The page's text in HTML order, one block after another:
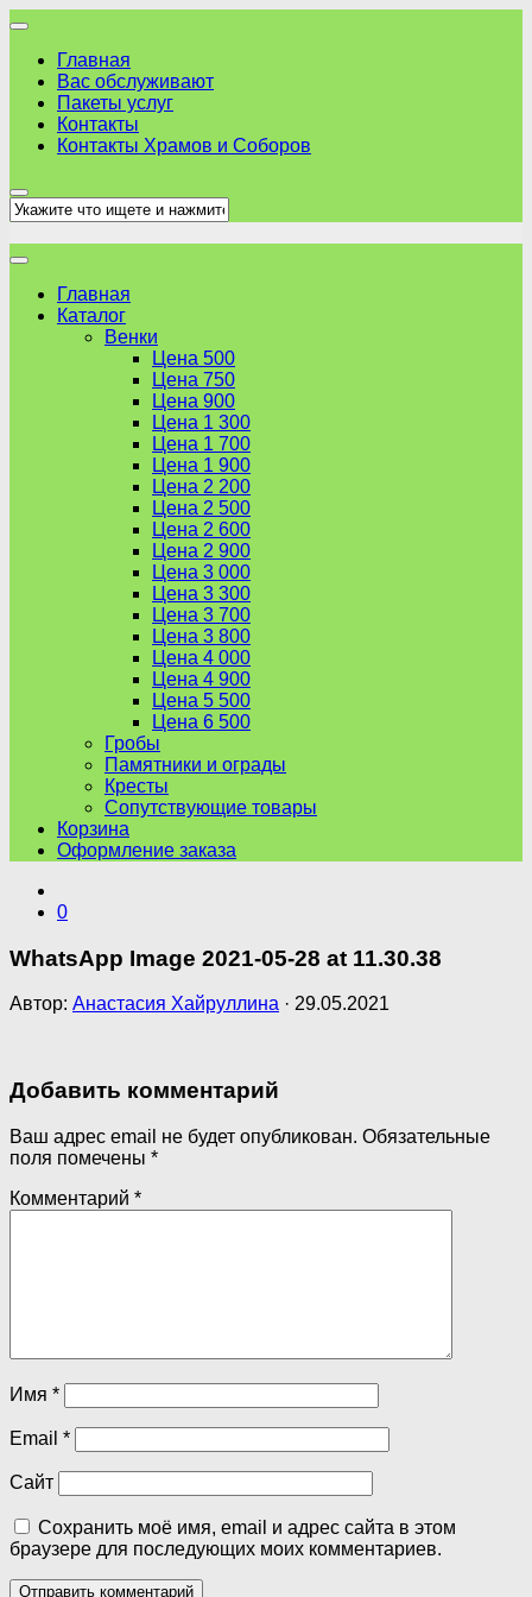
Skip
contentГлавная
Вас обслуживают
Пакеты услуг
Контакты
Контакты Храмов и Соборов
Главная
Каталог
Венки
Цена 500
Цена 750
Цена 900
Цена 1 300
Цена 1 700
Цена 1 900
Цена 2 200
Цена 2 500
Цена 2 600
Цена 2 900
Цена 3 000
Цена 3 300
Цена 3 700
Цена 3 800
Цена 4 000
Цена 4 900
Цена 5 500
Цена 6 500
Гробы
Памятники и ограды
Кресты
Сопутствующие товары
Корзина
Оформление заказа
0
WhatsApp Image 2021-05-28 at 11.30.38
Автор: Анастасия Хайруллина · 29.05.2021
Добавить комментарий
Ваш адрес email не будет опубликован. Обязательные
поля помечены *
Комментарий *
Имя *
Email *
Сайт
Сохранить моё имя, email и адрес сайта в этом
браузере для последующих моих комментариев.